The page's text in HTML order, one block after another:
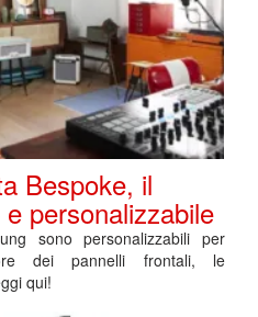
Bespoke, il
personalizzabile
sono personalizzabili per
dei pannelli frontali, le
qui!